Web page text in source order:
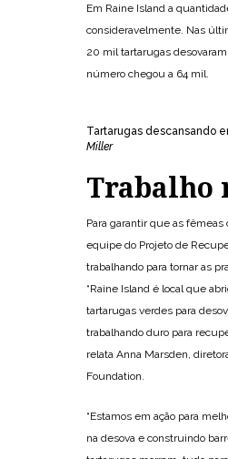
Em Raine Island a
consideravelmente. Nas
20 mil tartarugas
número chegou a 64 mil.
Tartarugas descansando
Miller
Trabalho
Para garantir que as
equipe do Projeto de
trabalhando para tornar as
“Raine Island é local que
tartarugas verdes para
trabalhando duro para
relata Anna Marsden,
Foundation.
“Estamos em ação para
na desova e construindo